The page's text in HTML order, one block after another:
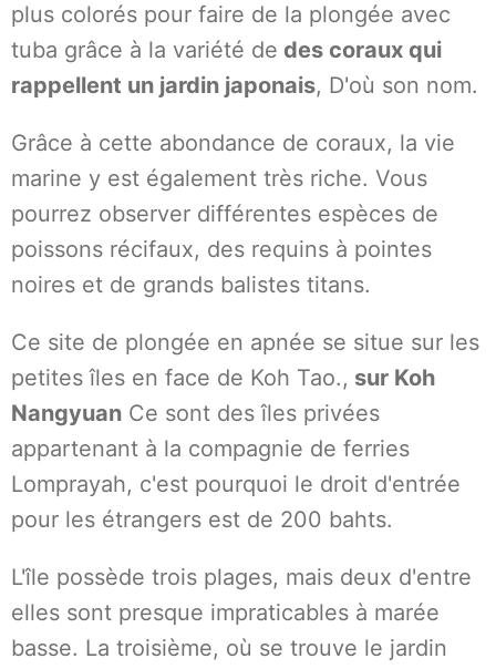
plus colorés pour faire de la plongée avec
tuba grâce à la variété de des coraux qui
rappellent un jardin japonais, D'où son nom.
Grâce à cette abondance de coraux, la vie
marine y est également très riche. Vous
pourrez observer différentes espèces de
poissons récifaux, des requins à pointes
noires et de grands balistes titans.
Ce site de plongée en apnée se situe sur les
petites îles en face de Koh Tao., sur Koh
Nangyuan Ce sont des îles privées
appartenant à la compagnie de ferries
Lomprayah, c'est pourquoi le droit d'entrée
pour les étrangers est de 200 bahts.
L'île possède trois plages, mais deux d'entre
elles sont presque impraticables à marée
basse. La troisième, où se trouve le jardin